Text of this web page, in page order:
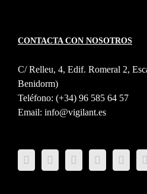
CONTACTA CON NOSOTROS
C/ Relleu, 4, Edif. Romeral 2,
Benidorm)
Teléfono: (+34) 96 585 64 57
Email: info@vigilant.es